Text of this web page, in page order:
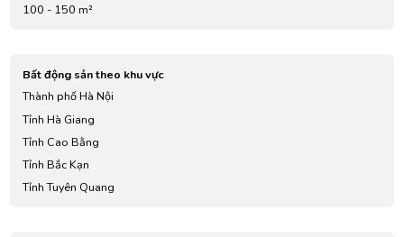
100 - 150 m²
Bất động sản theo khu vực
Thành phố Hà Nội
Tỉnh Hà Giang
Tỉnh Cao Bằng
Tỉnh Bắc Kạn
Tỉnh Tuyên Quang